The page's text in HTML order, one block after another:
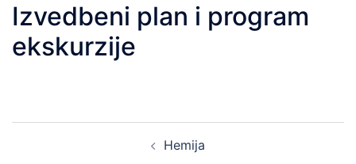
Izvedbeni plan i program
ekskurzije
Hemija